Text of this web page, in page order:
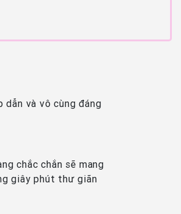
dẫn và vô cùng đáng
chắc chắn sẽ mang
giây phút thư giãn